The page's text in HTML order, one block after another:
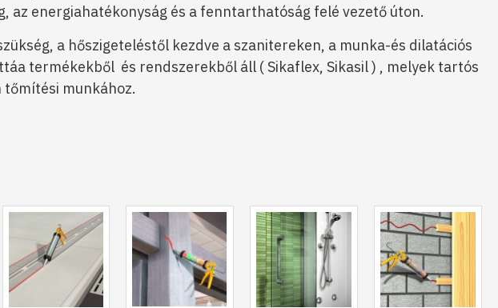
az energiahatékonyság és a fenntarthatóság felé vezető úton.
a hőszigeteléstől kezdve a szanitereken, a munka-és dilatációs
termékekből és rendszerekből áll ( Sikaflex, Sikasil ) , melyek tartós
munkához.